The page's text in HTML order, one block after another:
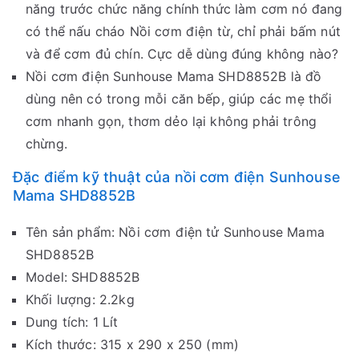
năng trước chức năng chính thức làm cơm nó đang
có thể nấu cháo Nồi cơm điện từ, chỉ phải bấm nút
và để cơm đủ chín. Cực dễ dùng đúng không nào?
Nồi cơm điện Sunhouse Mama SHD8852B là đồ
dùng nên có trong mỗi căn bếp, giúp các mẹ thổi
cơm nhanh gọn, thơm dẻo lại không phải trông
chừng.
Đặc điểm kỹ thuật của nồi cơm điện Sunhouse
Mama SHD8852B
Tên sản phẩm: Nồi cơm điện tử Sunhouse Mama
SHD8852B
Model: SHD8852B
Khối lượng: 2.2kg
Dung tích: 1 Lít
Kích thước: 315 x 290 x 250 (mm)